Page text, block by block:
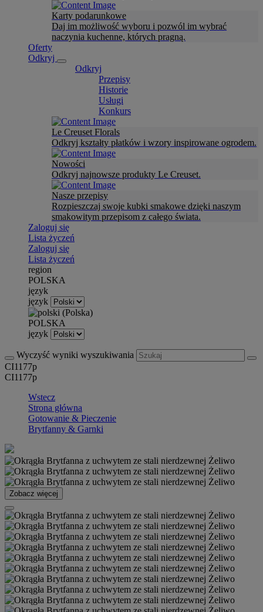
Karty podarunkowe
Daj im możliwość wyboru i pozwól im wybrać
naczynia kuchenne, których pragną.
Oferty
Odkryj
Odkryj
Przepisy
Historie
Usługi
Konkurs
Le Creuset Florals
Odkryj kształty płatków i wzory inspirowane ogrodem.
Nowości
Odkryj najnowsze produkty Le Creuset.
Nasze przepisy
Rozpieszczaj swoje kubki smakowe dzięki naszym
smakowitym przepisom z całego świata.
Zaloguj się
Lista życzeń
Zaloguj się
Lista życzeń
region
POLSKA
język
język
POLSKA
język
Wyczyść wyniki wyszukiwania
CI1177p
CI1177p
Wstecz
Strona główna
Gotowanie & Pieczenie
Brytfanny & Garnki
Zobacz więcej